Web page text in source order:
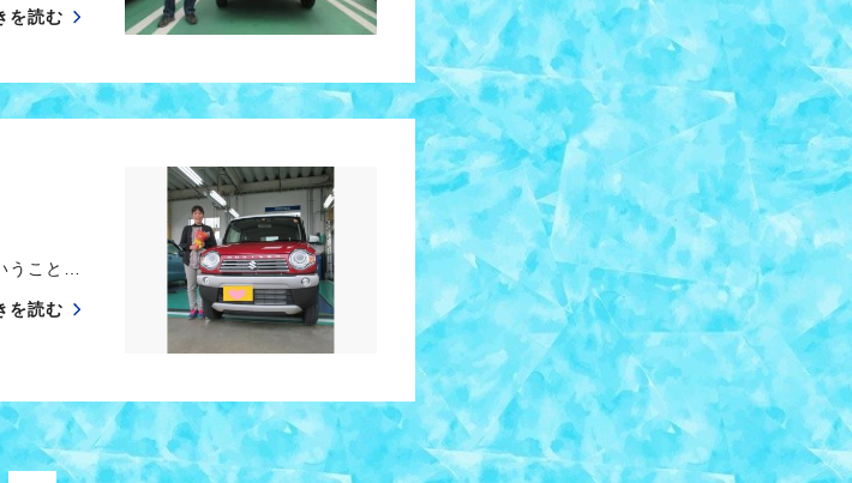
を読む
うこと…
を読む